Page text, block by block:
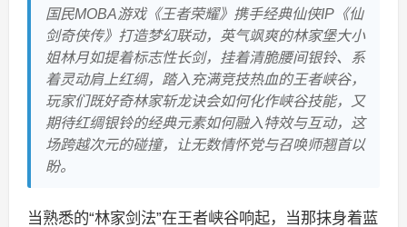
国民MOBA游戏《王者荣耀》携手经典仙侠IP《仙
剑奇侠传》打造梦幻联动，英气飒爽的林家堡大小
姐林月如提着标志性长剑，挂着清脆腰间银铃、系
着灵动肩上红绸，踏入充满竞技热血的王者峡谷，
玩家们既好奇林家斩龙诀会如何化作峡谷技能，又
期待红绸银铃的经典元素如何融入特效与互动，这
场跨越次元的碰撞，让无数情怀党与召唤师翘首以
盼。
当熟悉的“林家剑法”在王者峡谷响起，当那抹身着蓝